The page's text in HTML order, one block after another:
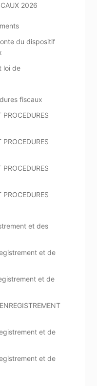
2026
du dispositif
loi de
fiscaux
PROCEDURES
PROCEDURES
PROCEDURES
PROCEDURES
et des
et de
et de
et de
et de